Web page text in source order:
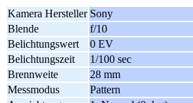
Kamera Hersteller Sony
Blende
f/10
Belichtungswert
0 EV
Belichtungszeit
1/100 sec
Brennweite
28 mm
Messmodus
Pattern